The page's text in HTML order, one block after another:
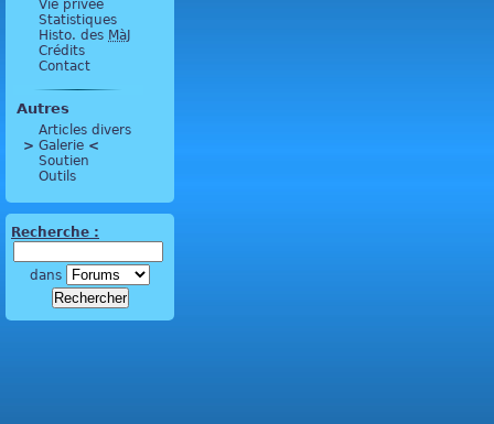
Vie privée
Statistiques
Histo. des MàJ
Crédits
Contact
Autres
Articles divers
> Galerie <
Soutien
Outils
Recherche :
dans